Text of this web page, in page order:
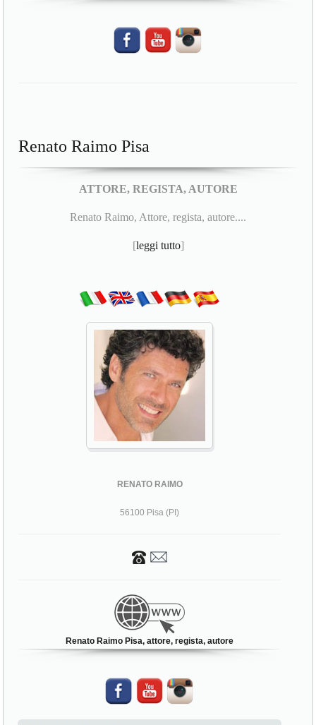
Renato Raimo Pisa
ATTORE, REGISTA, AUTORE
Renato Raimo, Attore, regista, autore....
[leggi tutto]
RENATO RAIMO
56100 Pisa (PI)
Renato Raimo Pisa, attore, regista, autore